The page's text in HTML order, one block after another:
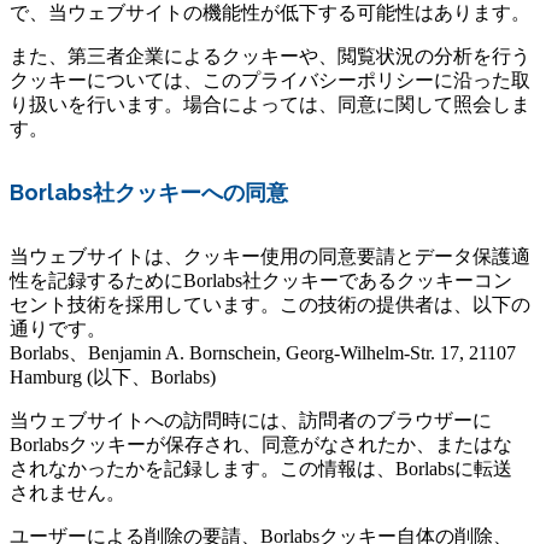
で、当ウェブサイトの機能性が低下する可能性はあります。
また、第三者企業によるクッキーや、閲覧状況の分析を行う
クッキーについては、このプライバシーポリシーに沿った取
り扱いを行います。場合によっては、同意に関して照会しま
す。
Borlabs社ク ッキーへの同意
当ウェブサイトは、クッキー使用の同意要請とデータ保護適
性を記録するためにBorlabs社クッキーであるクッキーコン
セント技術を採用しています。この技術の提供者は、以下の
通りです。
Borlabs、Benjamin A. Bornschein, Georg-Wilhelm-Str. 17, 21107
Hamburg (以下、Borlabs)
当ウェブサイトへの訪問時には、訪問者のブラウザーに
Borlabsクッキーが保存され、同意がなされたか、またはな
されなかったかを記録します。この情報は、Borlabsに転送
されません。
ユーザーによる削除の要請、Borlabsクッキー自体の削除、